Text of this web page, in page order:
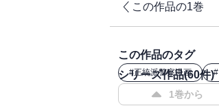
この作品の1巻
この作品のタグ
#正統派警察漫画 #
シリーズ作品(60件)
1巻から